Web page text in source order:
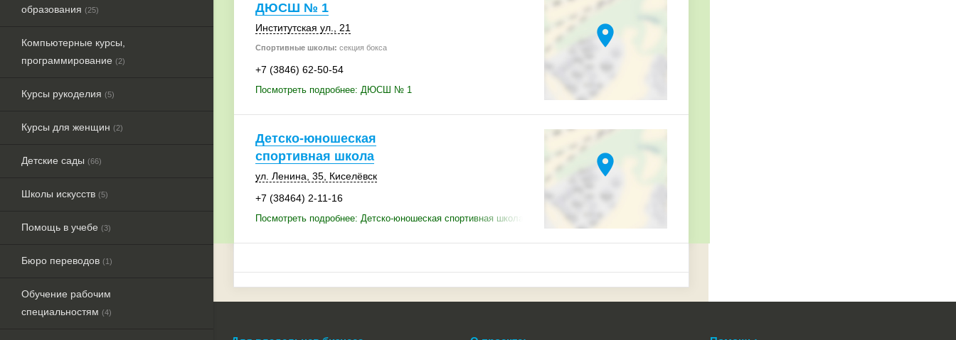
образования (25)
Компьютерные курсы,
программирование (2)
Курсы рукоделия (5)
Курсы для женщин (2)
Детские сады (66)
Школы искусств (5)
Помощь в учебе (3)
Бюро переводов (1)
Обучение рабочим
специальностям (4)
ДЮСШ № 1
Институтская ул., 21
Спортивные школы: секция бокса
+7 (3846) 62-50-54
Посмотреть подробнее: ДЮСШ № 1
location_on
Детско-юношеская
спортивная школа
ул. Ленина, 35, Киселёвск
+7 (38464) 2-11-16
Посмотреть подробнее: Детско-юношеская спортивная школа
location_on